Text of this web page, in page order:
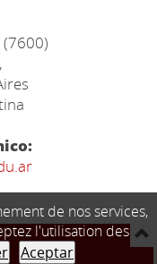
(7600)
de nos services,
l'utilisation des
Aceptar